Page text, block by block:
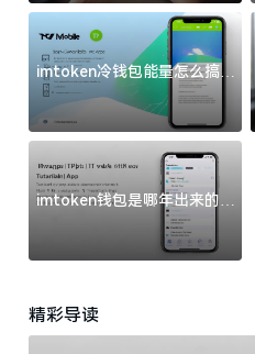
imtoken冷钱包能量怎么搞？
过来人告诉你门道
imtoken钱包是哪年出来的？
一文给你说清楚
精彩导读